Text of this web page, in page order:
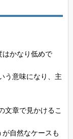
はかなり低めで
う意味になり、主
文章で見かけるこ
が自然なケースも